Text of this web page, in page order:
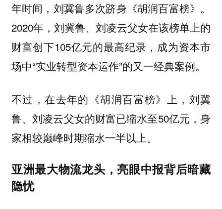
年时间，刘冀鲁多次跻身《胡润百富榜》。
2020年，刘冀鲁、刘凌云父女在该榜单上的
财富创下105亿元的最高纪录，成为资本市
场中“实业转型资本运作”的又一经典案例。
不过，在去年的《胡润百富榜》上，刘冀
鲁、刘凌云父女的财富已缩水至50亿元，身
家相较巅峰时期缩水一半以上。
亚洲最大物流龙头，亮眼中报背后暗藏
隐忧